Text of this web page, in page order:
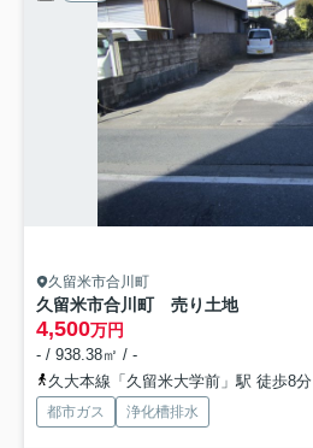
久留米市合川町
久留米市合川町 売り土地
4,500万円
- / 938.38㎡ / -
久大本線「久留米大学前」駅 徒歩8分
都市ガス 浄化槽排水